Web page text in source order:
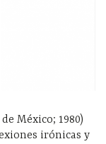
México; 1980)
irónicas y